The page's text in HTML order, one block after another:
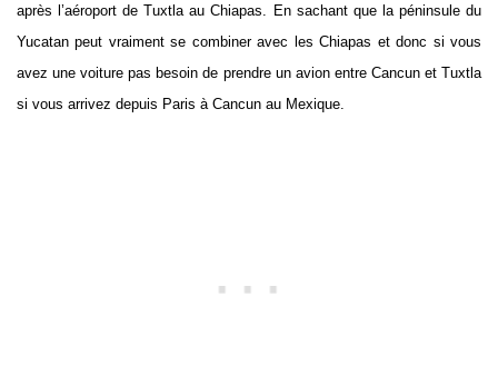
après l’aéroport de Tuxtla au Chiapas. En sachant que la péninsule du
Yucatan peut vraiment se combiner avec les Chiapas et donc si vous
avez une voiture pas besoin de prendre un avion entre Cancun et Tuxtla
si vous arrivez depuis Paris à Cancun au Mexique.